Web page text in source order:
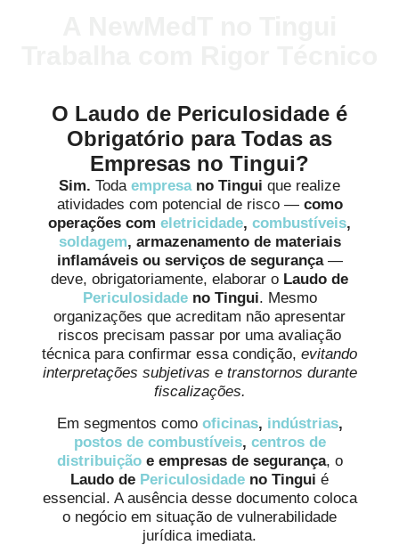
O Laudo de Periculosidade é
Obrigatório para Todas as
Empresas no Tingui?
Sim. Toda empresa no Tingui que realize
atividades com potencial de risco — como
operações com eletricidade, combustíveis,
soldagem, armazenamento de materiais
inflamáveis ou serviços de segurança—
deve, obrigatoriamente, elaborar o Laudo de
Periculosidadeno Tingui. Mesmo
organizações que acreditam não apresentar
riscos precisam passar por uma avaliação
técnica para confirmar essa condição, evitando
interpretações subjetivas e transtornos durante
fiscalizações.
Em segmentos como oficinas, indústrias,
postos de combustíveis, centros de
distribuiçãoe empresas de segurança, o
Laudo de Periculosidade no Tingui é
essencial. A ausência desse documento coloca
o negócio em situação de vulnerabilidade
jurídica imediata.